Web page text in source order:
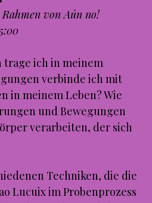
von Aún no!
ich in meinem
verbinde ich mit
in meinem Leben? Wie
und Bewegungen
verarbeiten, der sich
Techniken, die die
Lucuix im Probenprozess